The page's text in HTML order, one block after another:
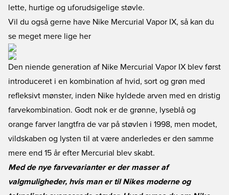
lette, hurtige og uforudsigelige støvle.
Vil du også gerne have Nike Mercurial Vapor IX, så kan du
se meget mere lige her
Den niende generation af Nike Mercurial Vapor IX blev først
introduceret i en kombination af hvid, sort og grøn med
refleksivt mønster, inden Nike hyldede arven med en dristig
farvekombination. Godt nok er de grønne, lyseblå og
orange farver langtfra de var på støvlen i 1998, men modet,
vildskaben og lysten til at være anderledes er den samme
mere end 15 år efter Mercurial blev skabt.
Med de nye farvevarianter er der masser af
valgmuligheder, hvis man er til Nikes moderne og